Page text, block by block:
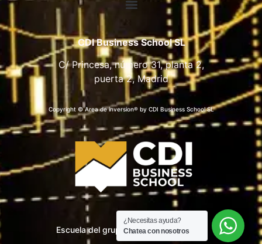
CDI Business School SL
C/ Princesa, número 31, planta 2,
puerta 2, Madrid
Copyright © Area de inversion® by CDI Business School SL
Escuela del grupo CDI Business School
¿Necesitas ayuda?
Chatea con nosotros